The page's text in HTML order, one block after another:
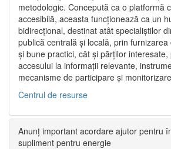
metodologic. Concepută ca o platformă
accesibilă, aceasta funcționează ca un
bidirecțional, destinat atât specialiștilor
publică centrală și locală, prin
și bune practici, cât și părților interesate,
accesului la informații relevante,
mecanisme de participare și
Centrul de resurse
Anunț important acordare ajutor pentru
supliment pentru energie